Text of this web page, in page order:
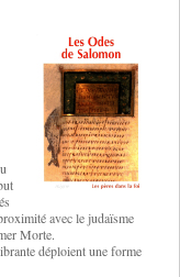
avec le judaïsme
Morte.
déploient une forme